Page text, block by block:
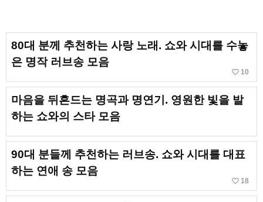
80대 분께 추천하는 사랑 노래. 쇼와 시대를 수놓
은 명작 러브송 모음
favorite_border 10
마음을 뒤흔드는 명곡과 명연기. 영원한 빛을 발
하는 쇼와의 스타 모음
90대 분들께 추천하는 러브송. 쇼와 시대를 대표
하는 연애 송 모음
favorite_border 18